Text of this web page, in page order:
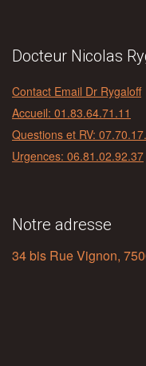
Docteur Nicolas
Contact Email Dr Rygaloff
Accueil: 01.83.64.71.11
Questions et RV:
Urgences: 06.81.02.92.37
Notre adresse
34 bis Rue Vignon,